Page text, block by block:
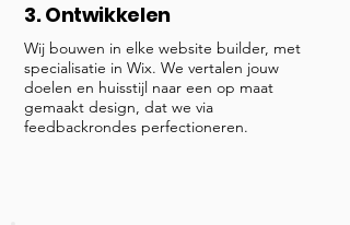
3. Ontwikkelen
Wij bouwen in elke website builder, met
specialisatie in Wix. We vertalen jouw
doelen en huisstijl naar een op maat
gemaakt design, dat we via
feedbackrondes perfectioneren.